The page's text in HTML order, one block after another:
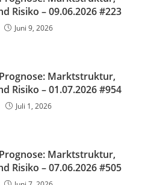
Risiko – 09.06.2026 #223
Juni 9, 2026
Marktstruktur,
Risiko – 01.07.2026 #954
Juli 1, 2026
Marktstruktur,
Risiko – 07.06.2026 #505